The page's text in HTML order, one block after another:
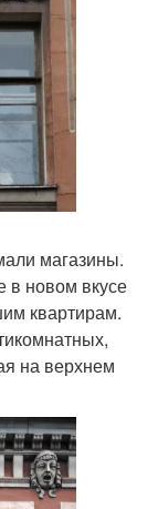
магазины.
новом вкусе
квартирам.
на верхнем